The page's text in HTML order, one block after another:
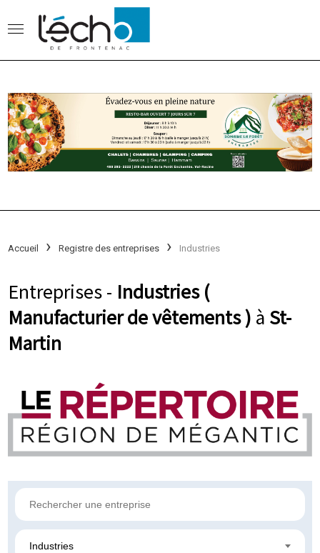
Accueil Registre des entreprises Industries
Entreprises - Industries (
Manufacturier de vêtements ) à St-
Martin
Industries